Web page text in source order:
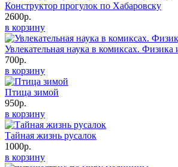
Конструктор прогулок по Хабаровску
2600р.
в корзину
Увлекательная наука в комиксах. Физика
700р.
в корзину
Птица зимой
950р.
в корзину
Тайная жизнь русалок
1000р.
в корзину